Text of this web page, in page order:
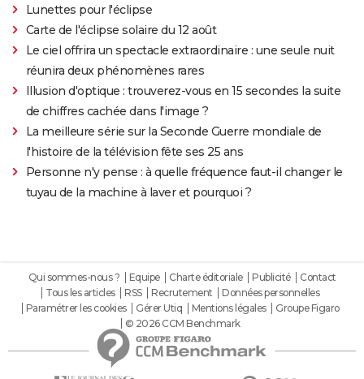
Lunettes pour l'éclipse
Carte de l'éclipse solaire du 12 août
Le ciel offrira un spectacle extraordinaire : une seule nuit
réunira deux phénomènes rares
Illusion d'optique : trouverez-vous en 15 secondes la suite
de chiffres cachée dans l'image ?
La meilleure série sur la Seconde Guerre mondiale de
l'histoire de la télévision fête ses 25 ans
Personne n'y pense : à quelle fréquence faut-il changer le
tuyau de la machine à laver et pourquoi ?
Qui sommes-nous ? Equipe Charte éditoriale Publicité
Contact
Tous les articles
RSS Recrutement
Données personnelles
Paramétrer les cookies
Gérer Utiq Mentions légales
Groupe Figaro
© 2026 CCM Benchmark